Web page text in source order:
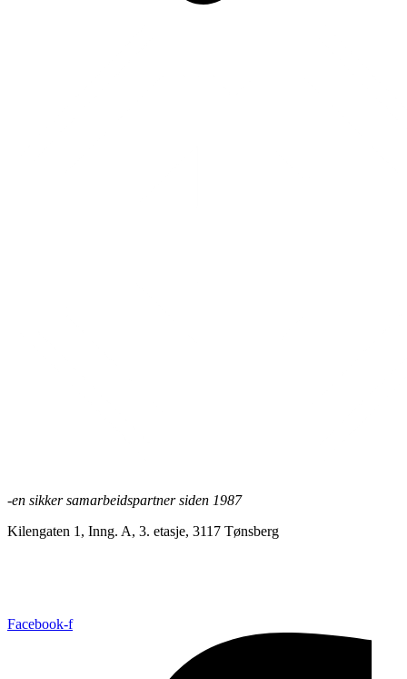
-en sikker samarbeidspartner siden 1987
Kilengaten 1, Inng. A, 3. etasje, 3117 Tønsberg
Facebook-f